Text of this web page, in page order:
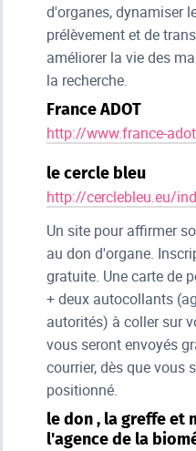
d'organes, dynamiser
prélèvement et de
améliorer la vie des
la recherche.
France ADOT
http://www.france-
le cercle bleu
http://cerclebleu.eu/
Un site pour affirmer
au don d'organe.
gratuite. Une carte de
+ deux autocollants
autorités) à coller sur
vous seront envoyés
courrier, dès que vous
positionné.
le don , la greffe et
l'agence de la